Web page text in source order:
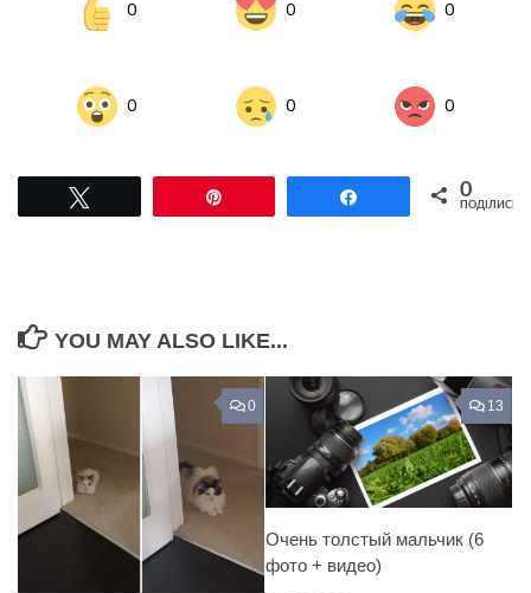
0 0 0
0 0 0
Поділитися0
ПОДІЛИСЬ
YOU MAY ALSO LIKE...
0 13
Очень толстый мальчик (6
фото + видео)